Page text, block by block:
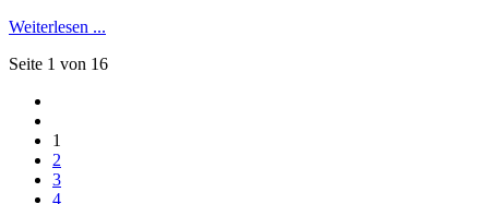
Weiterlesen ...
Seite 1 von 16
1
2
3
4